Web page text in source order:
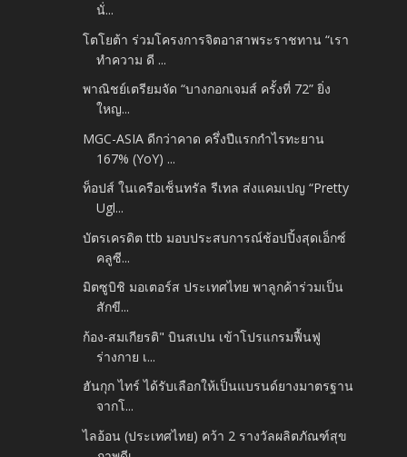
นั่...
โตโยต้า ร่วมโครงการจิตอาสาพระราชทาน “เรา
ทำความ ดี ...
พาณิชย์เตรียมจัด “บางกอกเจมส์ ครั้งที่ 72” ยิ่ง
ใหญ...
MGC-ASIA ดีกว่าคาด ครึ่งปีแรกกำไรทะยาน
167% (YoY) ...
ท็อปส์ ในเครือเซ็นทรัล รีเทล ส่งแคมเปญ “Pretty
Ugl...
บัตรเครดิต ttb มอบประสบการณ์ช้อปปิ้งสุดเอ็กซ์
คลูซี...
มิตซูบิชิ มอเตอร์ส ประเทศไทย พาลูกค้าร่วมเป็น
สักขี...
ก้อง-สมเกียรติ" บินสเปน เข้าโปรแกรมฟื้นฟู
ร่างกาย เ...
ฮันกุก ไทร์ ได้รับเลือกให้เป็นแบรนด์ยางมาตรฐาน
จากโ...
ไลอ้อน (ประเทศไทย) คว้า 2 รางวัลผลิตภัณฑ์สุข